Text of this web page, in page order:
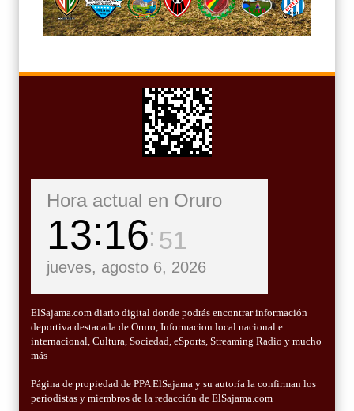
Hora actual en Oruro
13 16 52
jueves, agosto 6, 2026
ElSajama.com diario digital donde podrás encontrar información
deportiva destacada de Oruro, Informacion local nacional e
internacional, Cultura, Sociedad, eSports, Streaming Radio y mucho
más
Página de propiedad de PPA ElSajama y su autoría la confirman los
periodistas y miembros de la redacción de ElSajama.com